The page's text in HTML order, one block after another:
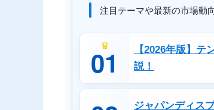
注目テーマや最新の市場動
♛
01
【2026年版】
説！
ジャパンディス